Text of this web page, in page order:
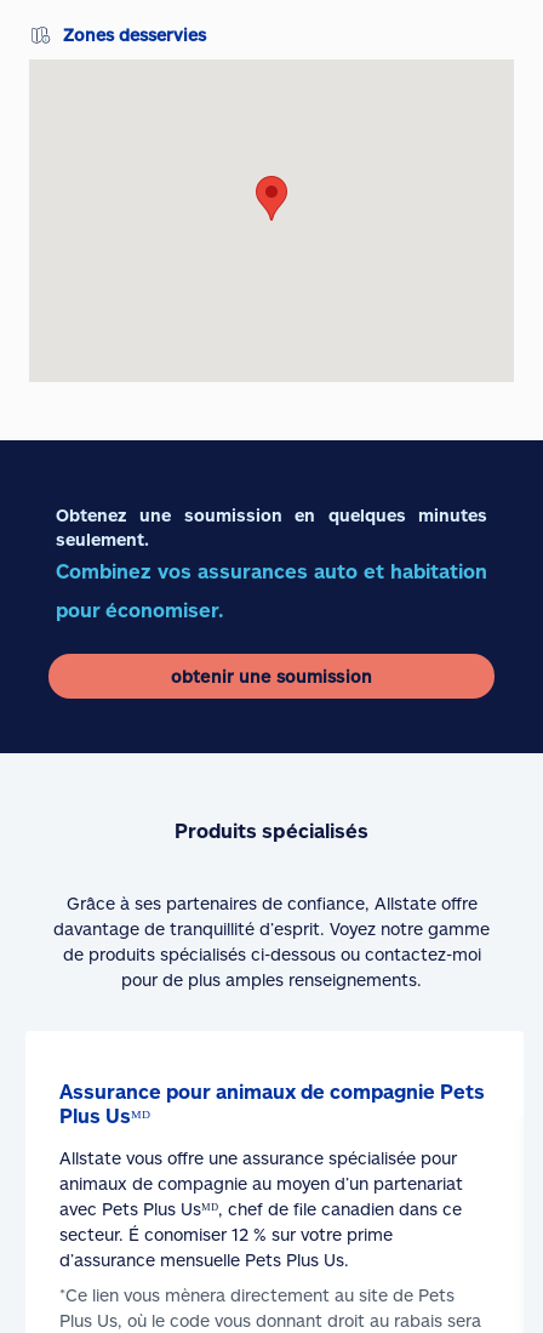
Zones desservies
Obtenez une soumission en quelques minutes
seulement.
Combinez vos assurances auto et habitation
pour économiser.
obtenir une soumission
Produits spécialisés
Grâce à ses partenaires de confiance, Allstate offre
davantage de tranquillité d’esprit. Voyez notre gamme
de produits spécialisés ci-dessous ou contactez-moi
pour de plus amples renseignements.
Assurance pour animaux de compagnie Pets
Plus Usᴹᴰ
Allstate vous offre une assurance spécialisée pour
animaux de compagnie au moyen d’un partenariat
avec Pets Plus Usᴹᴰ, chef de file canadien dans ce
secteur. É conomiser 12 % sur votre prime
d’assurance mensuelle Pets Plus Us.
*Ce lien vous mènera directement au site de Pets
Plus Us, où le code vous donnant droit au rabais sera